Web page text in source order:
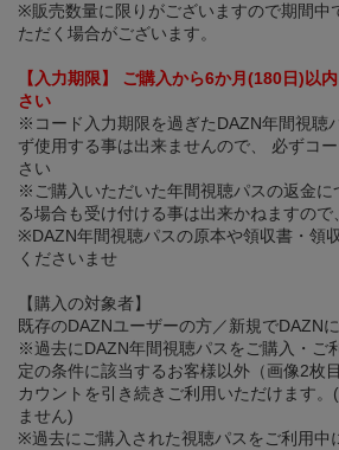
※販売数量に限りがございますので期間中
ただく場合がございます。
【入力期限】 ご購入から6か月(180日)
さい
※コード入力期限を過ぎたDAZN年間視聴
ず使用する事は出来ませんので、 必ずコ
さい
※ご購入いただいた年間視聴パスの返金に
る場合も受け付ける事は出来かねますの
※DAZN年間視聴パスの原本や領収書・領
くださいませ
【購入の対象者】
既存のDAZNユーザーの方／新規でDAZN
※過去にDAZN年間視聴パスをご購入・ご
定の条件に該当するお客様以外（画像2枚
カウントを引き続きご利用いただけます
ません)
※過去にご購入された視聴パスをご利用中